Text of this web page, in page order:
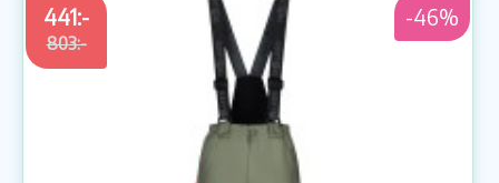
441:-
803:-
-46%